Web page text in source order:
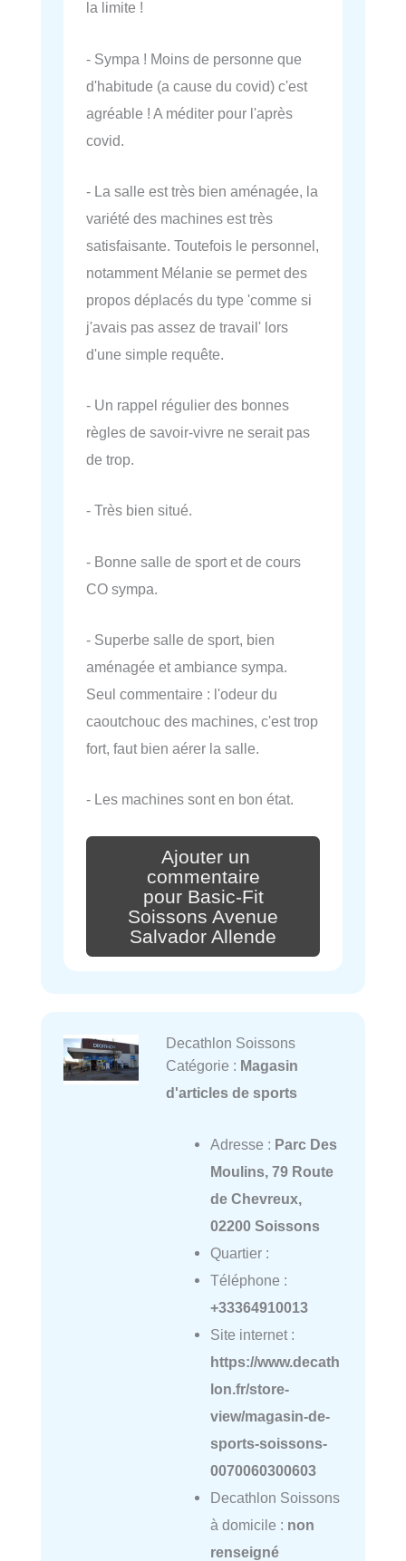
la limite !
- Sympa ! Moins de personne que
d'habitude (a cause du covid) c'est
agréable ! A méditer pour l'après
covid.
- La salle est très bien aménagée, la
variété des machines est très
satisfaisante. Toutefois le personnel,
notamment Mélanie se permet des
propos déplacés du type 'comme si
j'avais pas assez de travail' lors
d'une simple requête.
- Un rappel régulier des bonnes
règles de savoir-vivre ne serait pas
de trop.
- Très bien situé.
- Bonne salle de sport et de cours
CO sympa.
- Superbe salle de sport, bien
aménagée et ambiance sympa.
Seul commentaire : l'odeur du
caoutchouc des machines, c'est trop
fort, faut bien aérer la salle.
- Les machines sont en bon état.
Ajouter un
commentaire
pour Basic-Fit
Soissons Avenue
Salvador Allende
Decathlon Soissons
Catégorie : Magasin
d'articles de sports
Adresse : Parc Des
Moulins, 79 Route
de Chevreux,
02200 Soissons
Quartier :
Téléphone :
+33364910013
Site internet :
https://www.decath
lon.fr/store-
view/magasin-de-
sports-soissons-
0070060300603
Decathlon Soissons
à domicile : non
renseigné